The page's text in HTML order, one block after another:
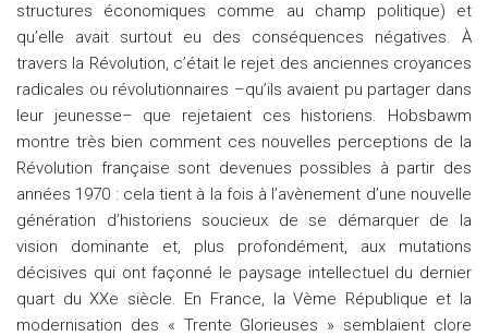
structures économiques comme au champ politique) et
qu’elle avait surtout eu des conséquences négatives. À
travers la Révolution, c’était le rejet des anciennes croyances
radicales ou révolutionnaires –qu’ils avaient pu partager dans
leur jeunesse– que rejetaient ces historiens. Hobsbawm
montre très bien comment ces nouvelles perceptions de la
Révolution française sont devenues possibles à partir des
années 1970 : cela tient à la fois à l’avènement d’une nouvelle
génération d’historiens soucieux de se démarquer de la
vision dominante et, plus profondément, aux mutations
décisives qui ont façonné le paysage intellectuel du dernier
quart du XXe siècle. En France, la Vème République et la
modernisation des « Trente Glorieuses » semblaient clore